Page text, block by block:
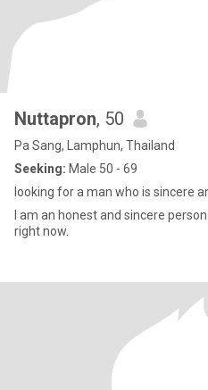
Nuttapron, 50
Pa Sang, Lamphun, Thailand
Seeking: Male 50 - 69
looking for a man who is sincere
I am an honest and sincere
right now.